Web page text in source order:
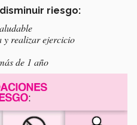
riesgo:
y realizar ejercicio
de 1 año